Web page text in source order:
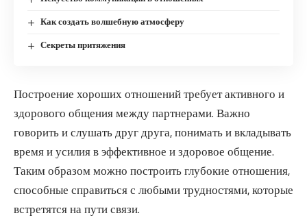
Как создать волшебную атмосферу
Секреты притяжения
Построение хороших отношений требует активного и
здорового общения между партнерами. Важно
говорить и слушать друг друга, понимать и вкладывать
время и усилия в эффективное и здоровое общение.
Таким образом можно построить глубокие отношения,
способные справиться с любыми трудностями, которые
встретятся на пути связи.